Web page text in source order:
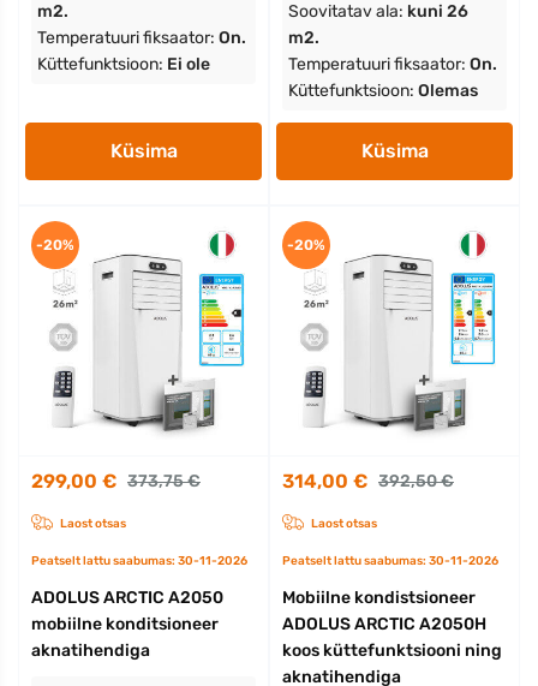
m2.
Temperatuuri fiksaator: On.
Küttefunktsioon: Ei ole
Küsima
Soovitatav ala: kuni 26
m2.
Temperatuuri fiksaator: On.
Küttefunktsioon: Olemas
Küsima
299,00 € 373,75 €
Laost otsas
Peatselt lattu saabumas: 30-11-2026
ADOLUS ARCTIC A2050
mobiilne konditsioneer
aknatihendiga
-20%
314,00 € 392,50 €
Laost otsas
Peatselt lattu saabumas: 30-11-2026
Mobiilne kondistsioneer
ADOLUS ARCTIC A2050H
koos küttefunktsiooni ning
aknatihendiga
-20%